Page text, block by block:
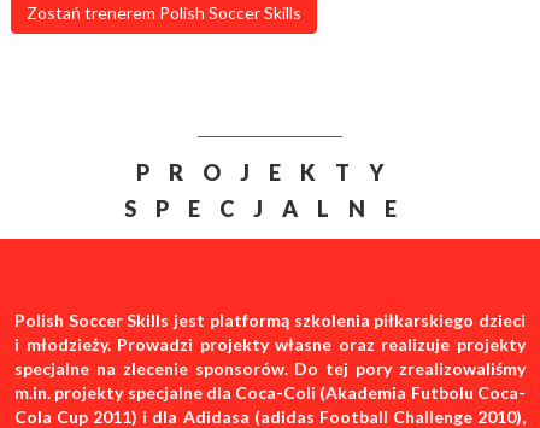
Zostań trenerem Polish Soccer Skills
PROJEKTY
SPECJALNE
Polish Soccer Skills jest platformą szkolenia piłkarskiego dzieci
i młodzieży. Prowadzi projekty własne oraz realizuje projekty
specjalne na zlecenie sponsorów. Do tej pory zrealizowaliśmy
m.in. projekty specjalne dla Coca-Coli (Akademia Futbolu Coca-
Cola Cup 2011) i dla Adidasa (adidas Football Challenge 2010),